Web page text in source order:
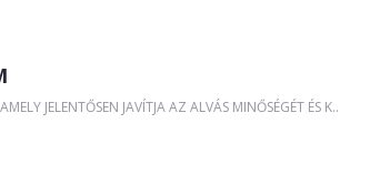
JELENTŐSEN JAVÍTJA AZ ALVÁS MINŐSÉGÉT ÉS K..